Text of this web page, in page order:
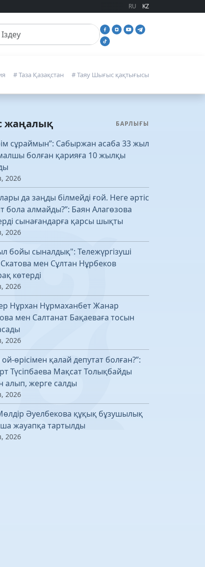
RU KZ
іздеу
# Таза Қазақстан # Таяу Шығыс қақтығысы
жаңалық БАРЛЫҒЫ
сұраймын”: Сабыржан асаба 33 жыл
болған қарияға 10 жылқы
2026
да заңды білмейді ғой. Неге әртіс
бола алмайды?”: Баян Алагөзова
сынағандарға қарсы шықты
2026
бойы сыналдық": Тележүргізуші
мен Сұлтан Нұрбеков
көтерді
2026
Нұрхан Нұрмаханбет Жанар
мен Салтанат Бақаеваға тосын
2026
өрісімен қалай депутат болған?”:
Түсіпбаева Мақсат Толықбайды
алып, жерге салды
2026
Әуелбекова құқық бұзушылық
жауапқа тартылды
2026